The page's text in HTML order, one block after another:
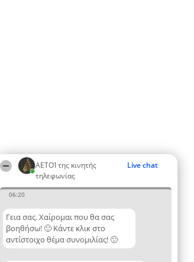
ΑΕΤΟΊ της κινητής
τηλεφωνίας
Live chat
06:20
Γεια σας. Χαίρομαι που θα σας
βοηθήσω! 🙂 Κάντε κλικ στο
αντίστοιχο θέμα συνομιλίας! 🙂